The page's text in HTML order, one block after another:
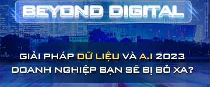
GIẢI PHÁPDỮ LIỆUVÀA.I2023
DOANH NGHIỆP BẠN SẼ BỊ BỎ XA?